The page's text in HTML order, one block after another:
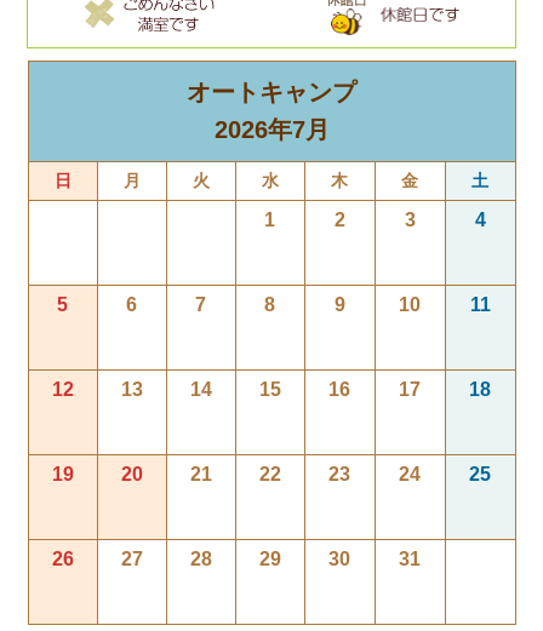
オートキャンプ
2026年7月
日 月 火 水 木 金 土
1 2 3 4
5 6 7 8 9 10 11
12 13 14 15 16 17 18
19 20 21 22 23 24 25
26 27 28 29 30 31